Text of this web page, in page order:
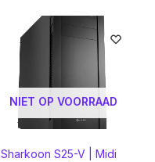
NIET OP VOORRAAD
Sharkoon S25-V | Midi